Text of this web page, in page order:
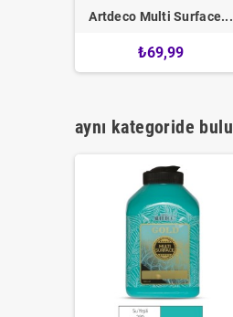
Artdeco Multi Surface...
₺69,99
aynı kategoride